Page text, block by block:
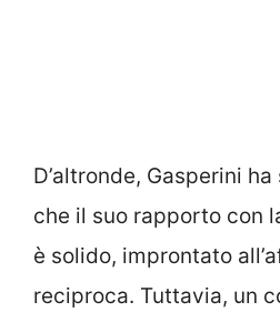
D’altronde, Gasperini
che il suo rapporto con
è solido, improntato
reciproca. Tuttavia, un